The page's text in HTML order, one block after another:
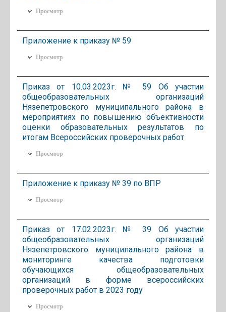
Просмотр
Приложение к приказу № 59
Просмотр
Приказ от 10.03.2023г. № 59 Об участии
общеобразовательных организаций
Нязепетровского муниципального района в
мероприятиях по повышению объективности
оценки образовательных результатов по
итогам Всероссийских проверочных работ
Просмотр
Приложение к приказу № 39 по ВПР
Просмотр
Приказ от 17.02.2023г. № 39 Об участии
общеобразовательных организаций
Нязепетровского муниципального района в
мониторинге качества подготовки
обучающихся общеобразовательных
организаций в форме всероссийских
проверочных работ в 2023 году
Просмотр